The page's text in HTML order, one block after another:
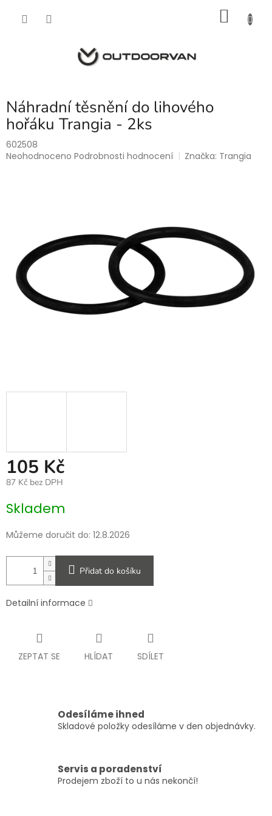
Náhradní těsnění do lihového
hořáku Trangia - 2ks
602508
Průměrné
Neohodnoceno Podrobnosti hodnocení Značka: Trangia
105 Kč
87 Kč bez DPH
cena:
Skladem
Můžeme doručit do: 12.8.2026
Přidat do košíku
Detailní informace
ZEPTAT SE HLÍDAT SDÍLET
Odesíláme ihned
Skladové položky odesíláme v den objednávky.
Servis a poradenství
Prodejem zboží to u nás nekončí!